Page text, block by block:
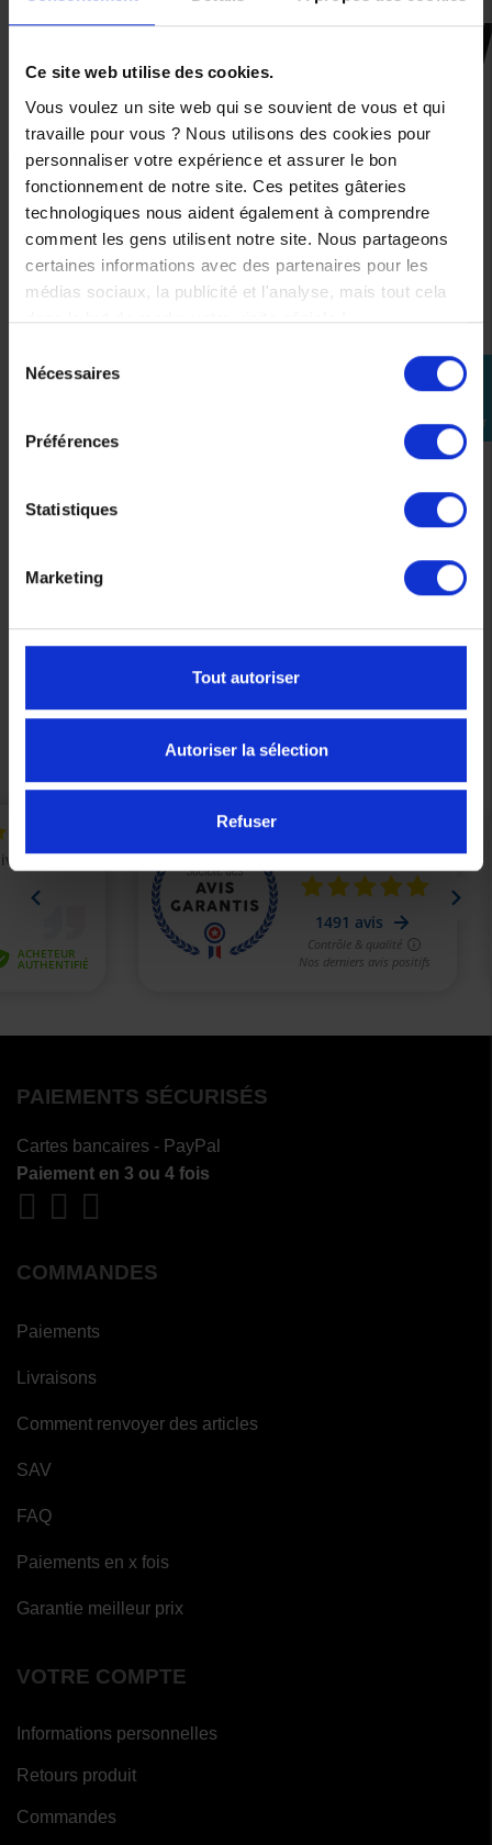
Ce site web utilise des cookies.
Vous voulez un site web qui se souvient de vous et qui
travaille pour vous ? Nous utilisons des cookies pour
personnaliser votre expérience et assurer le bon
fonctionnement de notre site. Ces petites gâteries
technologiques nous aident également à comprendre
comment les gens utilisent notre site. Nous partageons
certaines informations avec des partenaires pour les
médias sociaux, la publicité et l'analyse, mais tout cela
dans le but de rendre votre visite géniale !
Nécessaires
Préférences
Statistiques
Marketing
Tout autoriser
Autoriser la sélection
Refuser
perm_identity
connecter
CES PRODUITS SONT
SUSCEPTIBLES DE VOUS
INTÉRESSER
Plaquettes de frein YAMAHA origine Avant
39,00 €
Précédent Suivant
PAIEMENTS SÉCURISÉS
Cartes bancaires - PayPal
Paiement en 3 ou 4 fois
COMMANDES
Paiements
Livraisons
Comment renvoyer des articles
SAV
FAQ
Paiements en x fois
Garantie meilleur prix
VOTRE COMPTE
Informations personnelles
Retours produit
Commandes